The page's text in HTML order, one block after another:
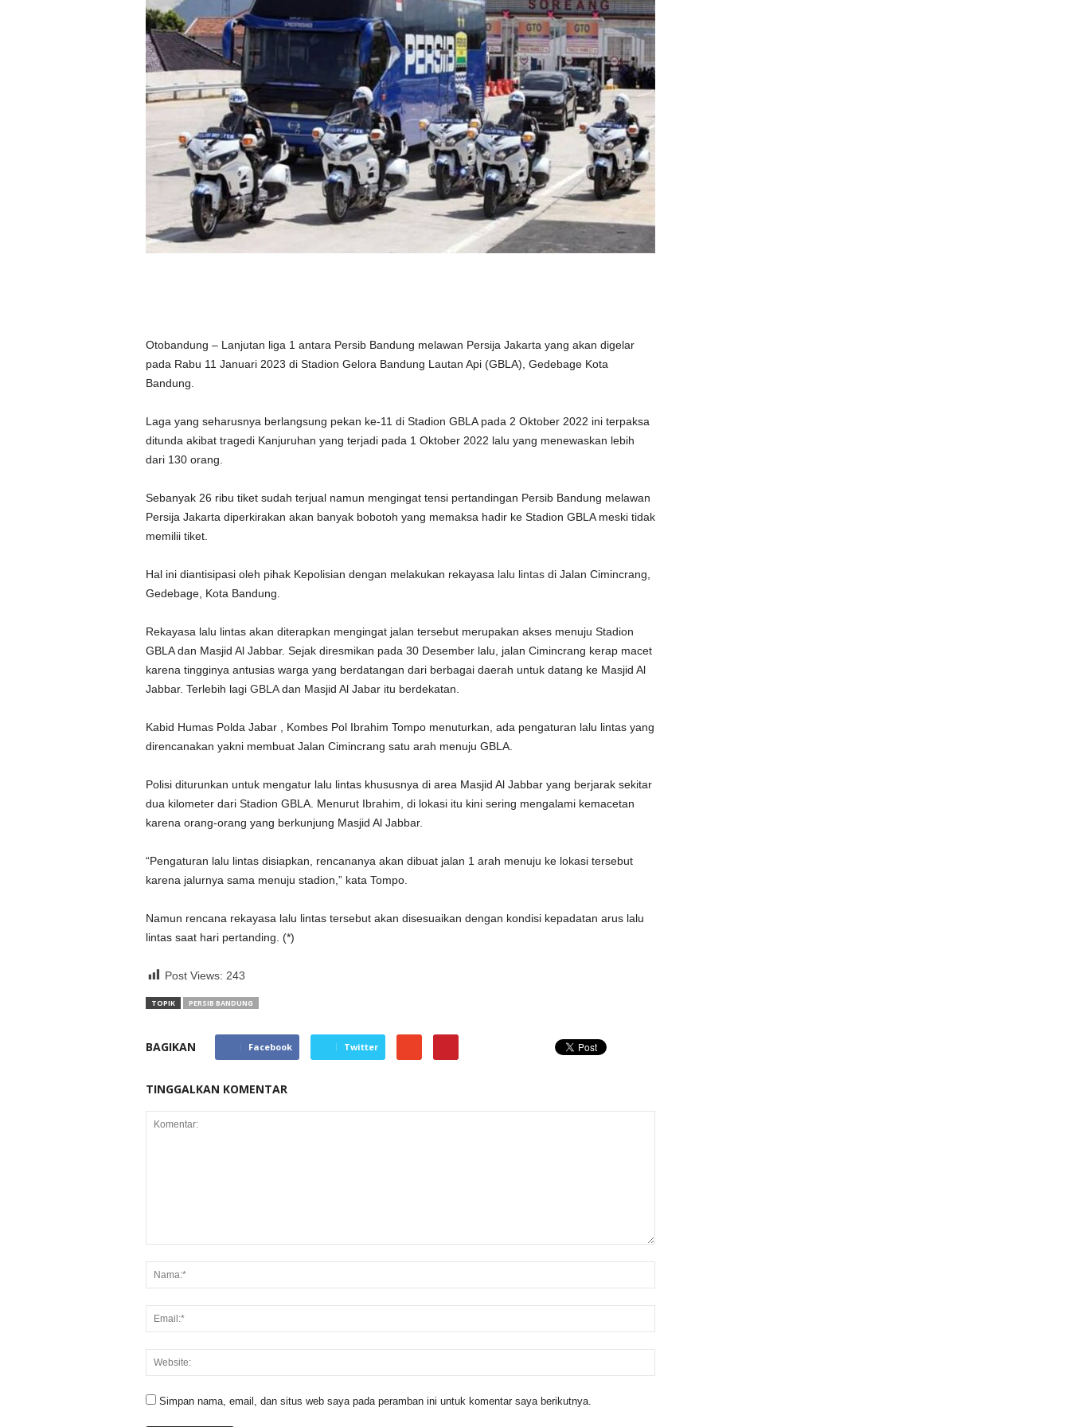
Otobandung – Lanjutan liga 1 antara Persib Bandung melawan Persija Jakarta yang akan digelar
pada Rabu 11 Januari 2023 di Stadion Gelora Bandung Lautan Api (GBLA), Gedebage Kota
Bandung.
Laga yang seharusnya berlangsung pekan ke-11 di Stadion GBLA pada 2 Oktober 2022 ini terpaksa
ditunda akibat tragedi Kanjuruhan yang terjadi pada 1 Oktober 2022 lalu yang menewaskan lebih
dari 130 orang.
Sebanyak 26 ribu tiket sudah terjual namun mengingat tensi pertandingan Persib Bandung melawan
Persija Jakarta diperkirakan akan banyak bobotoh yang memaksa hadir ke Stadion GBLA meski tidak
memilii tiket.
Hal ini diantisipasi oleh pihak Kepolisian dengan melakukan rekayasa lalu lintasdi Jalan Cimincrang,
Gedebage, Kota Bandung.
Rekayasa lalu lintas akan diterapkan mengingat jalan tersebut merupakan akses menuju Stadion
GBLA dan Masjid Al Jabbar. Sejak diresmikan pada 30 Desember lalu, jalan Cimincrang kerap macet
karena tingginya antusias warga yang berdatangan dari berbagai daerah untuk datang ke Masjid Al
Jabbar. Terlebih lagi GBLAdan Masjid Al Jabar itu berdekatan.
Kabid Humas Polda Jabar , Kombes Pol Ibrahim Tompo menuturkan, ada pengaturan lalu lintas yang
direncanakan yakni membuat Jalan Cimincrang satu arah menuju GBLA.
Polisi diturunkan untuk mengatur lalu lintas khususnya di area Masjid Al Jabbar yang berjarak sekitar
dua kilometer dari Stadion GBLA. Menurut Ibrahim, di lokasi itu kini sering mengalami kemacetan
karena orang-orang yang berkunjung Masjid Al Jabbar.
“Pengaturan lalu lintas disiapkan, rencananya akan dibuat jalan 1 arah menuju ke lokasi tersebut
karena jalurnya sama menuju stadion,” kata Tompo.
Namun rencana rekayasa lalu lintas tersebut akan disesuaikan dengan kondisi kepadatan arus lalu
lintas saat hari pertanding. (*)
Post Views: 243
TOPIK PERSIB BANDUNG
BAGIKAN Facebook Twitter
TINGGALKAN KOMENTAR
Simpan nama, email, dan situs web saya pada peramban ini untuk komentar saya berikutnya.